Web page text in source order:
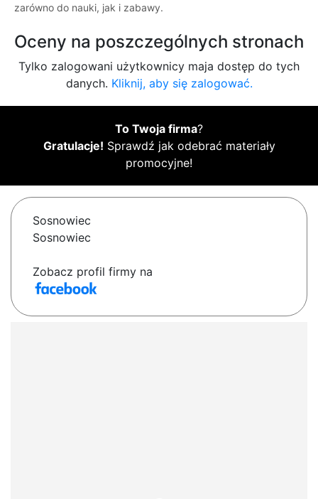
zarówno do nauki, jak i zabawy.
Oceny na poszczególnych stronach
Tylko zalogowani użytkownicy maja dostęp do tych
danych. Kliknij, aby się zalogować.
To Twoja firma?
Gratulacje! Sprawdź jak odebrać materiały
promocyjne!
Sosnowiec
Sosnowiec
Zobacz profil firmy na